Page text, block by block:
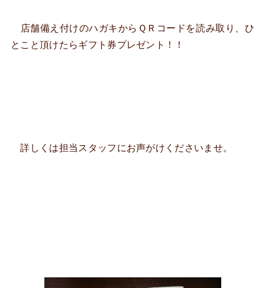
店舗備え付けのハガキからＱＲコードを読み取り、ひ
とこと頂けたらギフト券プレゼント！！
詳しくは担当スタッフにお声がけくださいませ。